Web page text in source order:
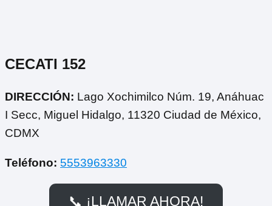
CECATI 152
DIRECCIÓN: Lago Xochimilco Núm. 19, Anáhuac
I Secc, Miguel Hidalgo, 11320 Ciudad de México,
CDMX
Teléfono: 5553963330
📞 ¡LLAMAR AHORA!